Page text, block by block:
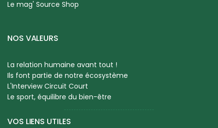
Le mag' Source Shop
NOS VALEURS
La relation humaine avant tout !
Ils font partie de notre écosystème
L'Interview Circuit Court
Le sport, équilibre du bien-être
VOS LIENS UTILES